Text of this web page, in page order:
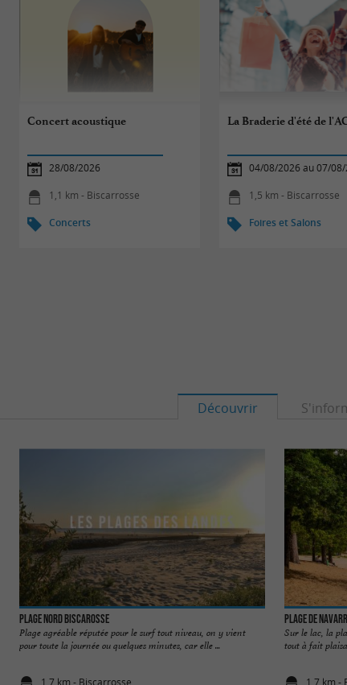
Concert acoustique
28/08/2026
1,1 km - Biscarrosse
Concerts
La Braderie d'été de
04/08/2026 au 07/
1,5 km - Biscarrosse
Foires et Salons
Découvrir
Plage Nord Biscarosse
Plage agréable réputée pour le surf tout niveau, on y vient
pour toute la journée ou quelques minutes, car elle ...
Plage de
Sur le lac, la
tout à fait